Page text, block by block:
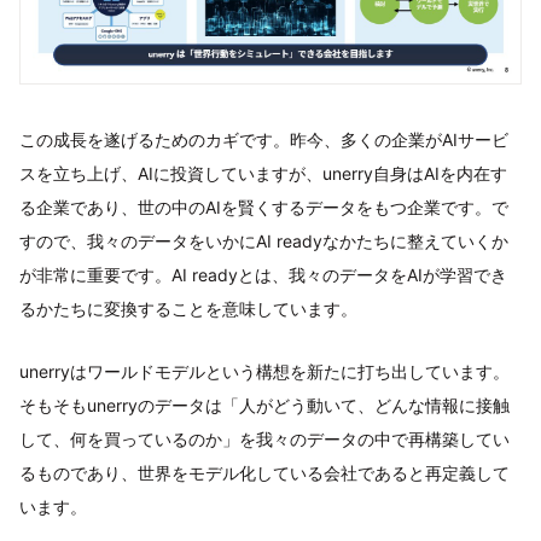
この成長を遂げるためのカギです。昨今、多くの企業がAIサービ
スを立ち上げ、AIに投資していますが、unerry自身はAIを内在す
る企業であり、世の中のAIを賢くするデータをもつ企業です。で
すので、我々のデータをいかにAI readyなかたちに整えていくか
が非常に重要です。AI readyとは、我々のデータをAIが学習でき
るかたちに変換することを意味しています。
unerryはワールドモデルという構想を新たに打ち出しています。
そもそもunerryのデータは「人がどう動いて、どんな情報に接触
して、何を買っているのか」を我々のデータの中で再構築してい
るものであり、世界をモデル化している会社であると再定義して
います。